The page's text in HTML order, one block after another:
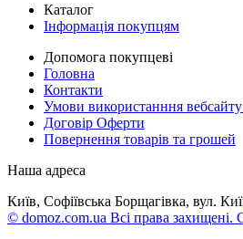
Каталог
Інформація покупцям
Допомога покупцеві
Головна
Контакти
Умови використанння
Договір Оферти
Повернення товарів та грошей
Наша адреса
Київ, Софіївська Борщагівка, вул.
© domoz.com.ua Всі права